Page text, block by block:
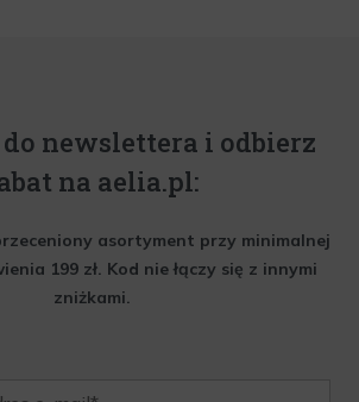
newslettera i odbierz
na aelia.pl:
asortyment przy minimalnej
199 zł. Kod nie łączy się z innymi
zniżkami.